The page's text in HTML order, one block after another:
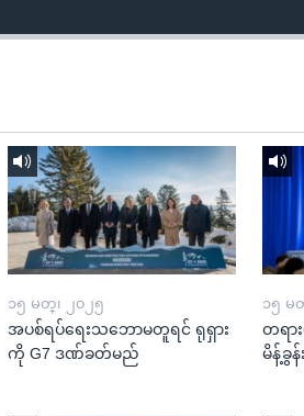
၁၅ မတ္၊ ၂၀၂၅
အပစ်ရပ်ရေးသဘောမတူရင် ရုရှား
ကို G7 ဒဏ်ခတ်မည်
၁၅ မ
တရား
မိန့်ခွန်